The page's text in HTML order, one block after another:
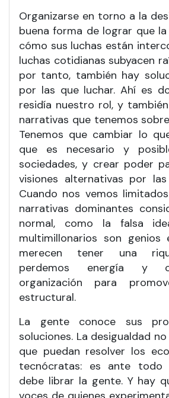
Organizarse en torno a la
buena forma de lograr que
cómo sus luchas están
luchas cotidianas subyacen
por tanto, también hay
por las que luchar. Ahí es
residía nuestro rol, y
narrativas que tenemos
Tenemos que cambiar lo
que es necesario y
sociedades, y crear poder
visiones alternativas por
Cuando nos vemos
narrativas dominantes
normal, como la falsa
multimillonarios son genios
merecen tener una
perdemos energía y
organización para
estructural.
La gente conoce sus
soluciones. La desigualdad
que puedan resolver los
tecnócratas: es ante todo
debe librar la gente. Y hay